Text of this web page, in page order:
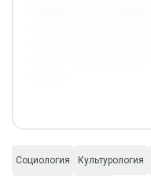
Социология Культурология